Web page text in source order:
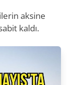
aksine
kaldı.